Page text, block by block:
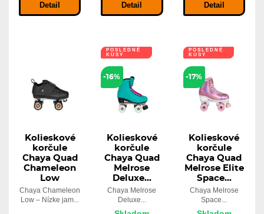
Detail Detail Detail
Kolieskové
korčule
Chaya Quad
Chameleon
Low
Chaya Chameleon
Low – Nízke jam...
POSLEDNÉ
KUSY
-16%
Kolieskové
korčule
Chaya Quad
Melrose
Deluxe...
Chaya Melrose
Deluxe...
POSLEDNÉ
KUSY
-17%
Kolieskové
korčule
Chaya Quad
Melrose Elite
Space...
Chaya Melrose
Space...